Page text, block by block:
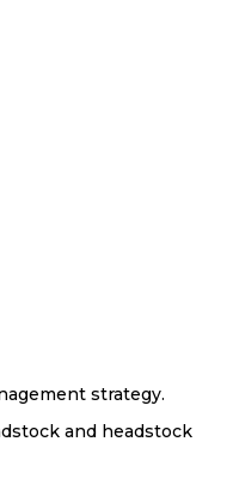
strategy.
and headstock